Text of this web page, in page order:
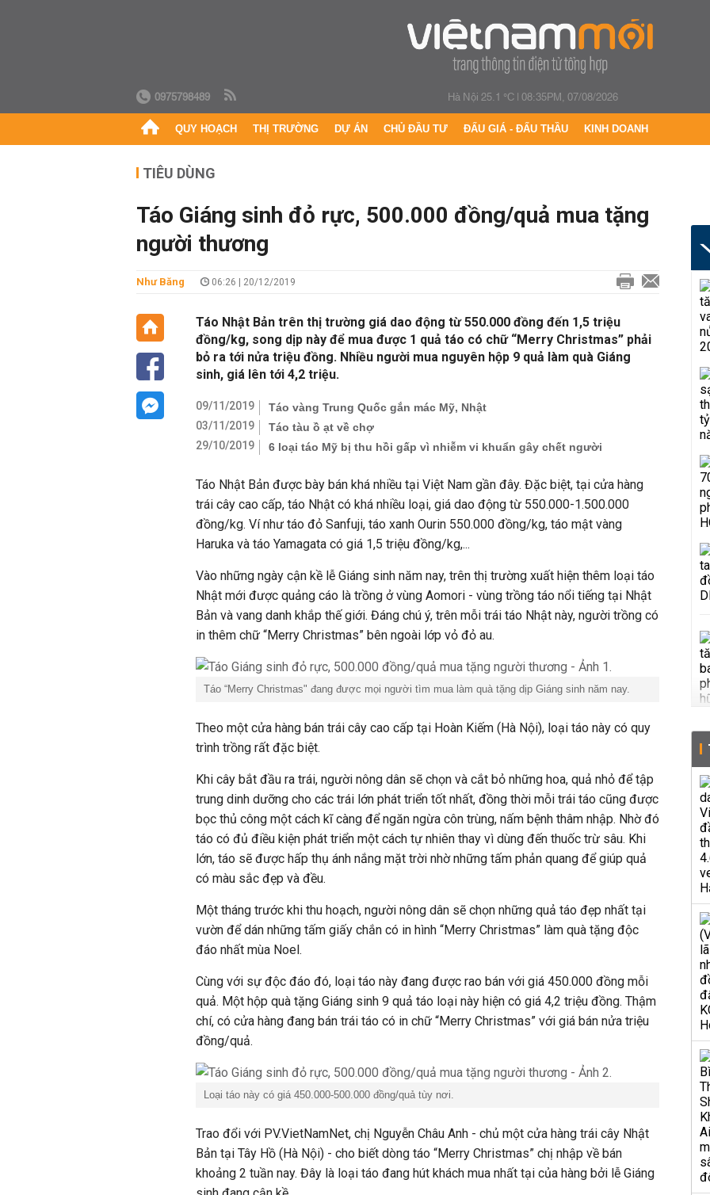
0975798489 Hà Nội 25.1 °C|08:35PM, 07/08/2026
QUY HOẠCH THỊ TRƯỜNG DỰ ÁN CHỦ ĐẦU TƯ ĐẤU GIÁ - ĐẤU THẦU KINH DOANH
TIÊU DÙNG
Táo Giáng sinh đỏ rực, 500.000 đồng/quả mua tặng
người thương
Như Băng 06:26 | 20/12/2019
Táo Nhật Bản trên thị trường giá dao động từ 550.000 đồng đến 1,5 triệu
đồng/kg, song dịp này để mua được 1 quả táo có chữ “Merry Christmas” phải
bỏ ra tới nửa triệu đồng. Nhiều người mua nguyên hộp 9 quả làm quà Giáng
sinh, giá lên tới 4,2 triệu.
09/11/2019
Táo vàng Trung Quốc gắn mác Mỹ, Nhật
03/11/2019
Táo tàu ồ ạt về chợ
29/10/2019
6 loại táo Mỹ bị thu hồi gấp vì nhiễm vi khuẩn gây chết người
Táo Nhật Bản được bày bán khá nhiều tại Việt Nam gần đây. Đặc biệt, tại cửa hàng
trái cây cao cấp, táo Nhật có khá nhiều loại, giá dao động từ 550.000-1.500.000
đồng/kg. Ví như táo đỏ Sanfuji, táo xanh Ourin 550.000 đồng/kg, táo mật vàng
Haruka và táo Yamagata có giá 1,5 triệu đồng/kg,...
Vào những ngày cận kề lễ Giáng sinh năm nay, trên thị trường xuất hiện thêm loại táo
Nhật mới được quảng cáo là trồng ở vùng Aomori - vùng trồng táo nổi tiếng tại Nhật
Bản và vang danh khắp thế giới. Đáng chú ý, trên mỗi trái táo Nhật này, người trồng có
in thêm chữ “Merry Christmas” bên ngoài lớp vỏ đỏ au.
Táo “Merry Christmas" đang được mọi người tìm mua làm quà tặng dịp Giáng sinh năm nay.
Theo một cửa hàng bán trái cây cao cấp tại Hoàn Kiếm (Hà Nội), loại táo này có quy
trình trồng rất đặc biệt.
Khi cây bắt đầu ra trái, người nông dân sẽ chọn và cắt bỏ những hoa, quả nhỏ để tập
trung dinh dưỡng cho các trái lớn phát triển tốt nhất, đồng thời mỗi trái táo cũng được
bọc thủ công một cách kĩ càng để ngăn ngừa côn trùng, nấm bệnh thâm nhập. Nhờ đó
táo có đủ điều kiện phát triển một cách tự nhiên thay vì dùng đến thuốc trừ sâu. Khi
lớn, táo sẽ được hấp thụ ánh nắng mặt trời nhờ những tấm phản quang để giúp quả
có màu sắc đẹp và đều.
Một tháng trước khi thu hoạch, người nông dân sẽ chọn những quả táo đẹp nhất tại
vườn để dán những tấm giấy chắn có in hình “Merry Christmas” làm quà tặng độc
đáo nhất mùa Noel.
Cùng với sự độc đáo đó, loại táo này đang được rao bán với giá 450.000 đồng mỗi
quả. Một hộp quà tặng Giáng sinh 9 quả táo loại này hiện có giá 4,2 triệu đồng. Thậm
chí, có cửa hàng đang bán trái táo có in chữ “Merry Christmas” với giá bán nửa triệu
đồng/quả.
Loại táo này có giá 450.000-500.000 đồng/quả tùy nơi.
Trao đổi với PV.VietNamNet, chị Nguyễn Châu Anh - chủ một cửa hàng trái cây Nhật
Bản tại Tây Hồ (Hà Nội) - cho biết dòng táo “Merry Christmas” chị nhập về bán
khoảng 2 tuần nay. Đây là loại táo đang hút khách mua nhất tại của hàng bởi lễ Giáng